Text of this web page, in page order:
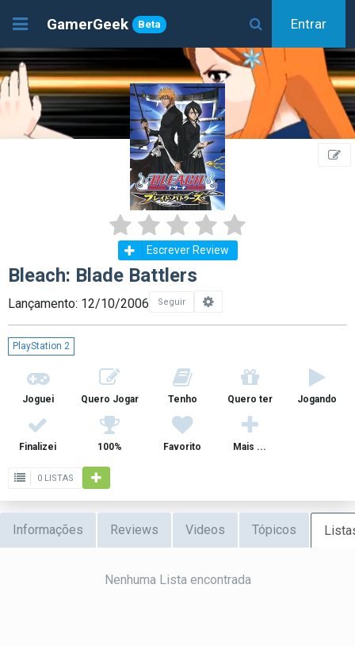
GamerGeek Beta Entrar
Escrever Review
Bleach: Blade Battlers
Lançamento: 12/10/2006 Seguir
PlayStation 2
Joguei Quero Jogar Tenho Quero ter Jogando
Finalizei 100% Favorito Mais ...
0 LISTAS
Informações Reviews Videos Tópicos
Nenhuma Lista encontrada